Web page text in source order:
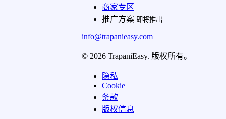
商家专区
推广方案 即将推出
info@trapanieasy.com
© 2026 TrapaniEasy. 版权所有。
隐私
Cookie
条款
版权信息